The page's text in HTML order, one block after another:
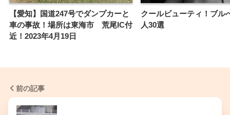
【愛知】国道247号でダンプカーと
車の事故！場所は東海市 荒尾IC付
近！2023年4月19日
クールビューティ！ブル
人30選
前の記事